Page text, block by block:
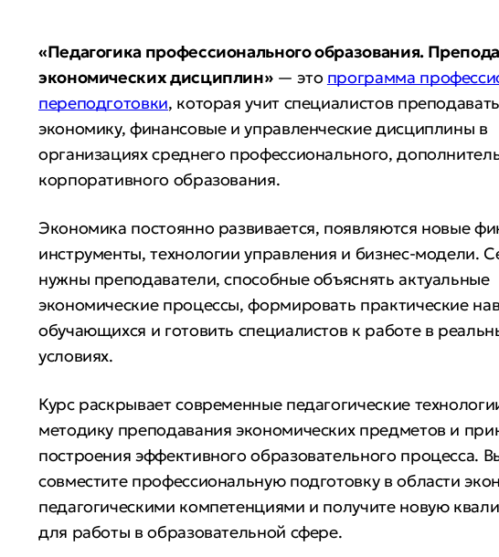
«Педагогика профессионального образования.
экономических дисциплин»— это программа
переподготовки, которая учит специалистов преподавать
экономику, финансовые и управленческие дисциплины в
организациях среднего профессионального,
корпоративного образования.
Экономика постоянно развивается, появляются новые
инструменты, технологии управления и бизнес-модели.
нужны преподаватели, способные объяснять актуальные
экономические процессы, формировать практические
обучающихся и готовить специалистов к работе в
условиях.
Курс раскрывает современные педагогические
методику преподавания экономических предметов и
построения эффективного образовательного процесса.
совместите профессиональную подготовку в области
педагогическими компетенциями и получите новую
для работы в образовательной сфере.